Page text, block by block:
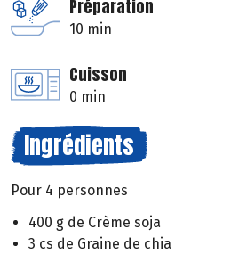
Préparation
10 min
Cuisson
0 min
Ingrédients
Pour 4 personnes
400 g de Crème soja
3 cs de Graine de chia